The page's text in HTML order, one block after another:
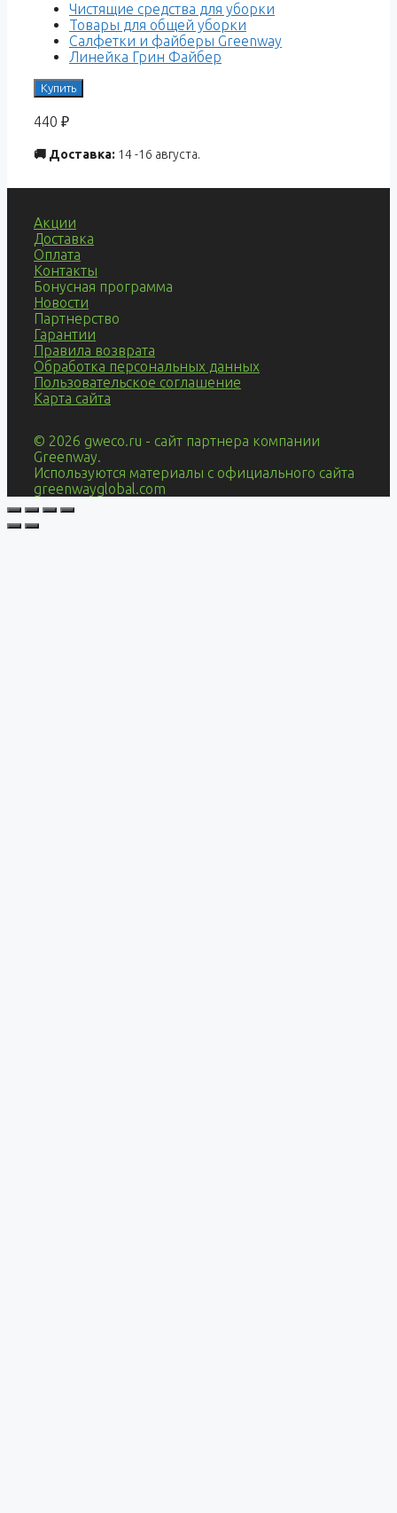
Чистящие средства для уборки
Товары для общей уборки
Салфетки и файберы Greenway
Линейка Грин Файбер
Купить
440 ₽
🚚 Доставка: 14 -16 августа.
Акции
Доставка
Оплата
Контакты
Бонусная программа
Новости
Партнерство
Гарантии
Правила возврата
Обработка персональных данных
Пользовательское соглашение
Карта сайта
© 2026 gweco.ru - сайт партнера компании
Greenway.
Используются материалы с официального сайта
greenwayglobal.com